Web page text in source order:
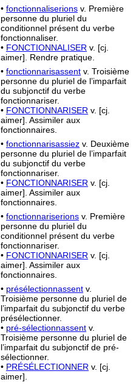
• fonctionnaliserions v. Première
personne du pluriel du
conditionnel présent du verbe
fonctionnaliser.
• FONCTIONNALISER v. [cj.
aimer]. Rendre pratique.
• fonctionnarisassent v. Troisième
personne du pluriel de l’imparfait
du subjonctif du verbe
fonctionnariser.
• FONCTIONNARISER v. [cj.
aimer]. Assimiler aux
fonctionnaires.
• fonctionnarisassiez v. Deuxième
personne du pluriel de l’imparfait
du subjonctif du verbe
fonctionnariser.
• FONCTIONNARISER v. [cj.
aimer]. Assimiler aux
fonctionnaires.
• fonctionnariserions v. Première
personne du pluriel du
conditionnel présent du verbe
fonctionnariser.
• FONCTIONNARISER v. [cj.
aimer]. Assimiler aux
fonctionnaires.
• présélectionnassent v.
Troisième personne du pluriel de
l’imparfait du subjonctif du verbe
présélectionner.
• pré-sélectionnassent v.
Troisième personne du pluriel de
l’imparfait du subjonctif de pré-
sélectionner.
• PRÉSÉLECTIONNER v. [cj.
aimer].